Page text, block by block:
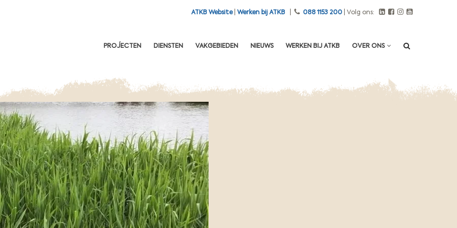
ATKB Website| Werken bij ATKB 088 1153 200 | Volg ons:
PROJECTEN DIENSTEN VAKGEBIEDEN NIEUWS WERKEN BIJ ATKB OVER ONS